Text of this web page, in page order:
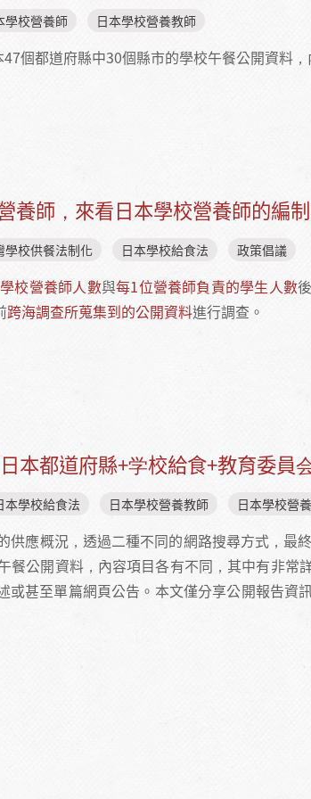
學校營養師 日本學校營養教師
個都道府縣中30個縣市的學校午餐公開資料
養師，來看日本學校營養師的編
學校供餐法制化 日本學校給食法 政策倡議
校營養師人數與每1位營養師負責的學生人數
跨海調查所蒐集到的公開資料進行調查。
本都道府縣+学校給食+教育委員
本學校給食法 日本學校營養教師 日本學校營
應概況，透過二種不同的網路搜尋方式，最
公開資料，內容項目各有不同，其中有非常
甚至單篇網頁公告。本文僅分享公開報告資